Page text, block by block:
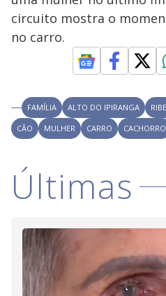
circuito mostra o
no carro.
FAMÍLIA ALTO DO IPIRANGA
CÃO
MULHER CARRO CACHORRO
Últimas